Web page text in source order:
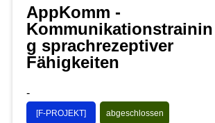
AppKomm -
Kommunikationstrainin
g sprachrezeptiver
Fähigkeiten
-
[F-PROJEKT] abgeschlossen